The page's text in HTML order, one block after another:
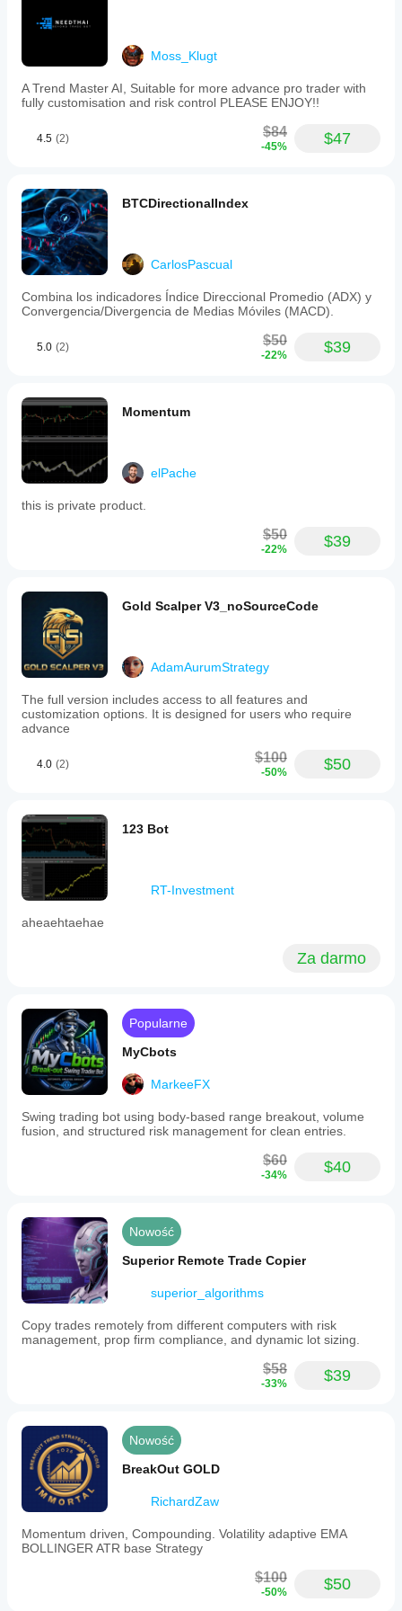
przez brokera,
realizacji
zleceń.
Przetestowanie
własnym
sprawdza się
on w
rzeczywistym
użytkowaniu.
Moss_Klugt
A Trend Master AI, Suitable for more advance pro trader with
fully customisation and risk control PLEASE ENJOY!!
4.5 (2) $84
-45% $47
BTCDirectionalIndex
CarlosPascual
Combina los indicadores Índice Direccional Promedio (ADX) y
Convergencia/Divergencia de Medias Móviles (MACD).
5.0 (2) $50
-22% $39
Momentum
elPache
this is private product.
$50
-22% $39
Gold Scalper V3_noSourceCode
AdamAurumStrategy
The full version includes access to all features and
customization options. It is designed for users who require
advance
4.0 (2) $100
-50% $50
123 Bot
RT-Investment
aheaehtaehae
Za darmo
Popularne
MyCbots
MarkeeFX
Swing trading bot using body-based range breakout, volume
fusion, and structured risk management for clean entries.
$60
-34% $40
Nowość
Superior Remote Trade Copier
superior_algorithms
Copy trades remotely from different computers with risk
management, prop firm compliance, and dynamic lot sizing.
$58
-33% $39
Nowość
BreakOut GOLD
RichardZaw
Momentum driven, Compounding. Volatility adaptive EMA
BOLLINGER ATR base Strategy
$100
-50% $50